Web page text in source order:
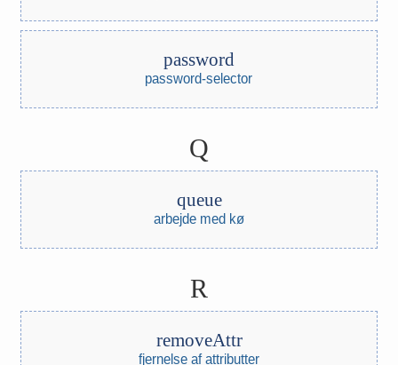
password
password-selector
Q
queue
arbejde med kø
R
removeAttr
fjernelse af attributter